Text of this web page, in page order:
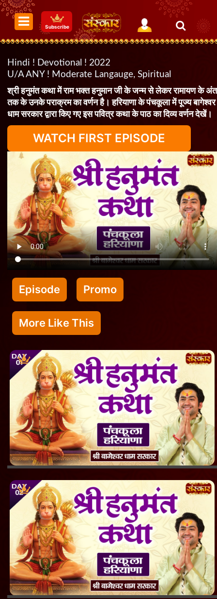
Subscribe
Hindi ! Devotional ! 2022
U/A ANY ! Moderate Langauge, Spiritual
श्री हनुमंत कथा में राम भक्त हनुमान जी के जन्म से लेकर रामायण के अंत
तक के उनके पराक्रम का वर्णन है। हरियाणा के पंचकूला में पूज्य बागेश्वर
धाम सरकार द्वारा किए गए इस पवित्र कथा के पाठ का दिव्य वर्णन देखें।
WATCH FIRST EPISODE
Episode Promo
More Like This